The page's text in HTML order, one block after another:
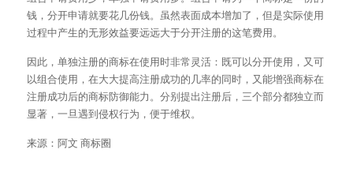
钱，分开申请就要花几份钱。虽然表面成本增加了，但是实际使用
过程中产生的无形效益要远远大于分开注册的这笔费用。
因此，单独注册的商标在使用时非常灵活：既可以分开使用，又可
以组合使用，在大大提高注册成功的几率的同时，又能增强商标在
注册成功后的商标防御能力。分别提出注册后，三个部分都独立而
显著，一旦遇到侵权行为，便于维权。
来源：阿文 商标圈